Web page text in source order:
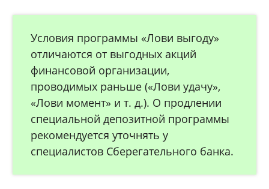
Условия программы «Лови выгоду»
отличаются от выгодных акций
финансовой организации,
проводимых раньше («Лови удачу»,
«Лови момент» и т. д.). О продлении
специальной депозитной программы
рекомендуется уточнять у
специалистов Сберегательного банка.